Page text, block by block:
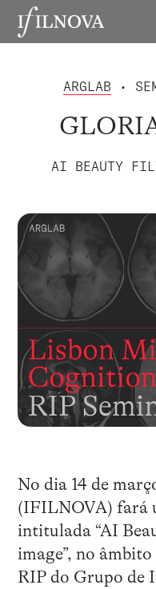
ARGLAB •
AI BEAUTY
No dia 14 de
(IFILNOVA) fará
intitulada “AI
image”, no
RIP do Grupo de